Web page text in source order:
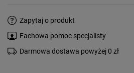
Zapytaj o produkt
Fachowa pomoc specjalisty
Darmowa dostawa powyżej 0 zł